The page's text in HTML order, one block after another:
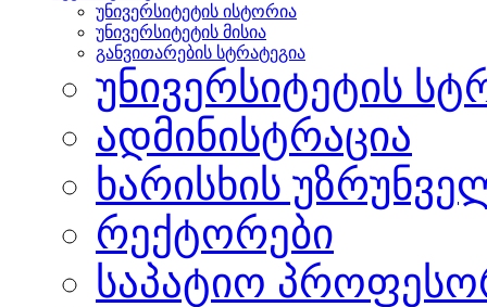
უნივერსიტეტის ისტორია
უნივერსიტეტის მისია
განვითარების სტრატეგია
უნივერსიტეტის
ადმინისტრაცია
ხარისხის
რექტორები
საპატიო